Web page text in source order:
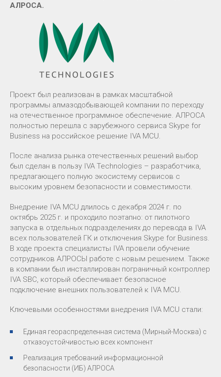
АЛРОСА.
Проект был реализован в рамках масштабной
программы алмазодобывающей компании по переходу
на отечественное программное обеспечение. АЛРОСА
полностью перешла с зарубежного сервиса Skype for
Business на российское решение IVA MCU.
После анализа рынка отечественных решений выбор
был сделан в пользу IVA Technologies – разработчика,
предлагающего полную экосистему сервисов с
высоким уровнем безопасности и совместимости.
Внедрение IVA MCU длилось с декабря 2024 г. по
октябрь 2025 г. и проходило поэтапно: от пилотного
запуска в отдельных подразделениях до перевода в IVA
всех пользователей ГК и отключения Skype for Business.
В ходе проекта специалисты IVA провели обучение
сотрудников АЛРОСЫ работе с новым решением. Также
в компании был инсталлирован пограничный контроллер
IVA SBC, который обеспечивает безопасное
подключение внешних пользователей к IVA MCU.
Ключевыми особенностями внедрения IVA MCU стали:
Единая геораспределенная система (Мирный-Москва) с
отказоустойчивостью всех компонент
Реализация требований информационной
безопасности (ИБ) АЛРОСА